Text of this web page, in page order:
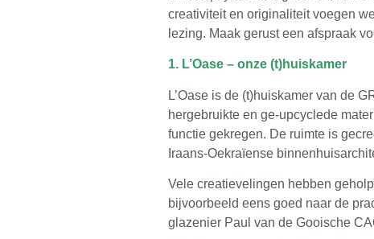
creativiteit en originaliteit voegen
lezing. Maak gerust een afspraak
1. L’Oase – onze (t)huiskamer
L’Oase is de (t)huiskamer van de
hergebruikte en ge-upcyclede
functie gekregen. De ruimte is
Iraans-Oekraïense
Vele creatievelingen hebben
bijvoorbeeld eens goed naar de
glazenier Paul van de Gooische